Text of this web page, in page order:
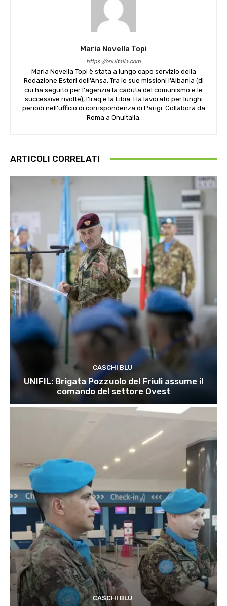
Maria Novella Topi
https://onuitalia.com
Maria Novella Topi è stata a lungo capo servizio della
Redazione Esteri dell'Ansa. Tra le sue missioni l'Albania (di
cui ha seguito per l'agenzia la caduta del comunismo e le
successive rivolte), l'Iraq e la Libia. Ha lavorato per lunghi
periodi nell'ufficio di corrispondenza di Parigi. Collabora da
Roma a OnuItalia.
ARTICOLI CORRELATI
CASCHI BLU
UNIFIL: Brigata Pozzuolo del Friuli assume il
comando del settore Ovest
CASCHI BLU